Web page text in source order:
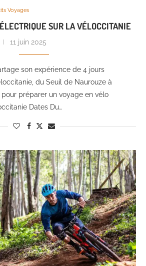
Voyages
SUR LA VÉLOCCITANIE
11 juin 2025
son expérience de 4 jours
du Seuil de Naurouze à
pour préparer un voyage en vélo
Dates Du…